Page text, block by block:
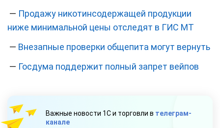
— Продажу никотинсодержащей продукции
ниже минимальной цены отследят в ГИС МТ
— Внезапные проверки общепита могут вернуть
— Госдума поддержит полный запрет вейпов
Важные новости 1С и торговли в телеграм-
канале